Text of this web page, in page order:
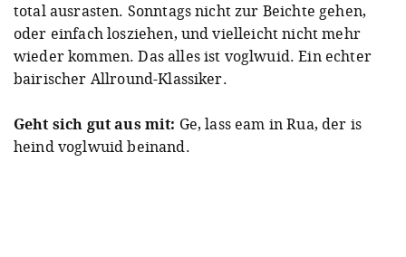
total ausrasten. Sonntags nicht zur Beichte gehen,
oder einfach losziehen, und vielleicht nicht mehr
wieder kommen. Das alles ist voglwuid. Ein echter
bairischer Allround-Klassiker.
Geht sich gut aus mit: Ge, lass eam in Rua, der is
heind voglwuid beinand.